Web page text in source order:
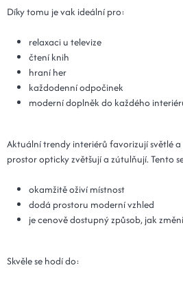
Díky tomu je vak ideální pro:
relaxaci u televize
čtení knih
hraní her
každodenní odpočinek
moderní doplněk do každého
Aktuální trendy interiérů favorizují světlé
prostor opticky zvětšují a zútulňují. Tento
okamžitě oživí místnost
dodá prostoru moderní vzhled
je cenově dostupný způsob, jak
Skvěle se hodí do: